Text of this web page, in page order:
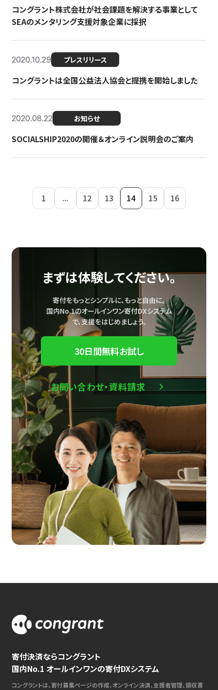
コングラント株式会社が社会課題を解決する事業として
SEAのメンタリング支援対象企業に採択
2020.10.29 プレスリリース
コングラントは全国公益法人協会と提携を開始しました
2020.08.22 お知らせ
SOCIALSHIP2020の開催＆オンライン説明会のご案内
1 ... 12 13 14 15 16
まずは体験してください。
寄付をもっとシンプルに、もっと自由に。
国内No.1のオールインワン寄付DXシステム
で、支援をはじめましょう。
30日間無料お試し
お問い合わせ・資料請求
寄付決済ならコングラント
国内No.1 オールインワンの寄付DXシステム
コングラントは、寄付募集ページの作成、オンライン決済、支援者管理、領収書